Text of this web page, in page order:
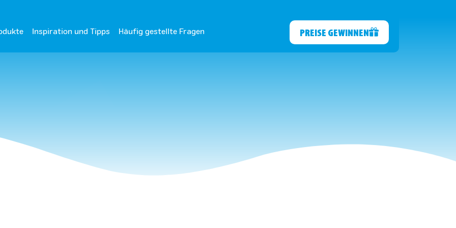
Inspiration und Tipps Häufig gestellte Fragen PREISE GEWINNEN